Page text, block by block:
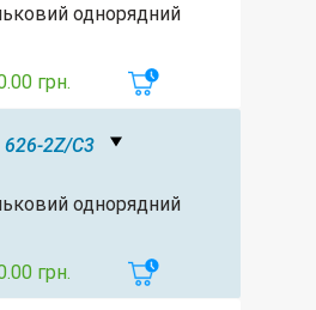
однорядний
грн.
626-2Z/C3
однорядний
грн.